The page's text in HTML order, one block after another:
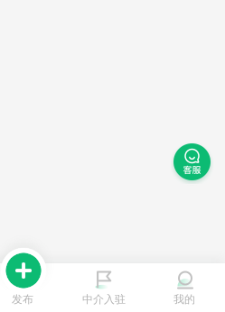
发布 中介入驻 我的